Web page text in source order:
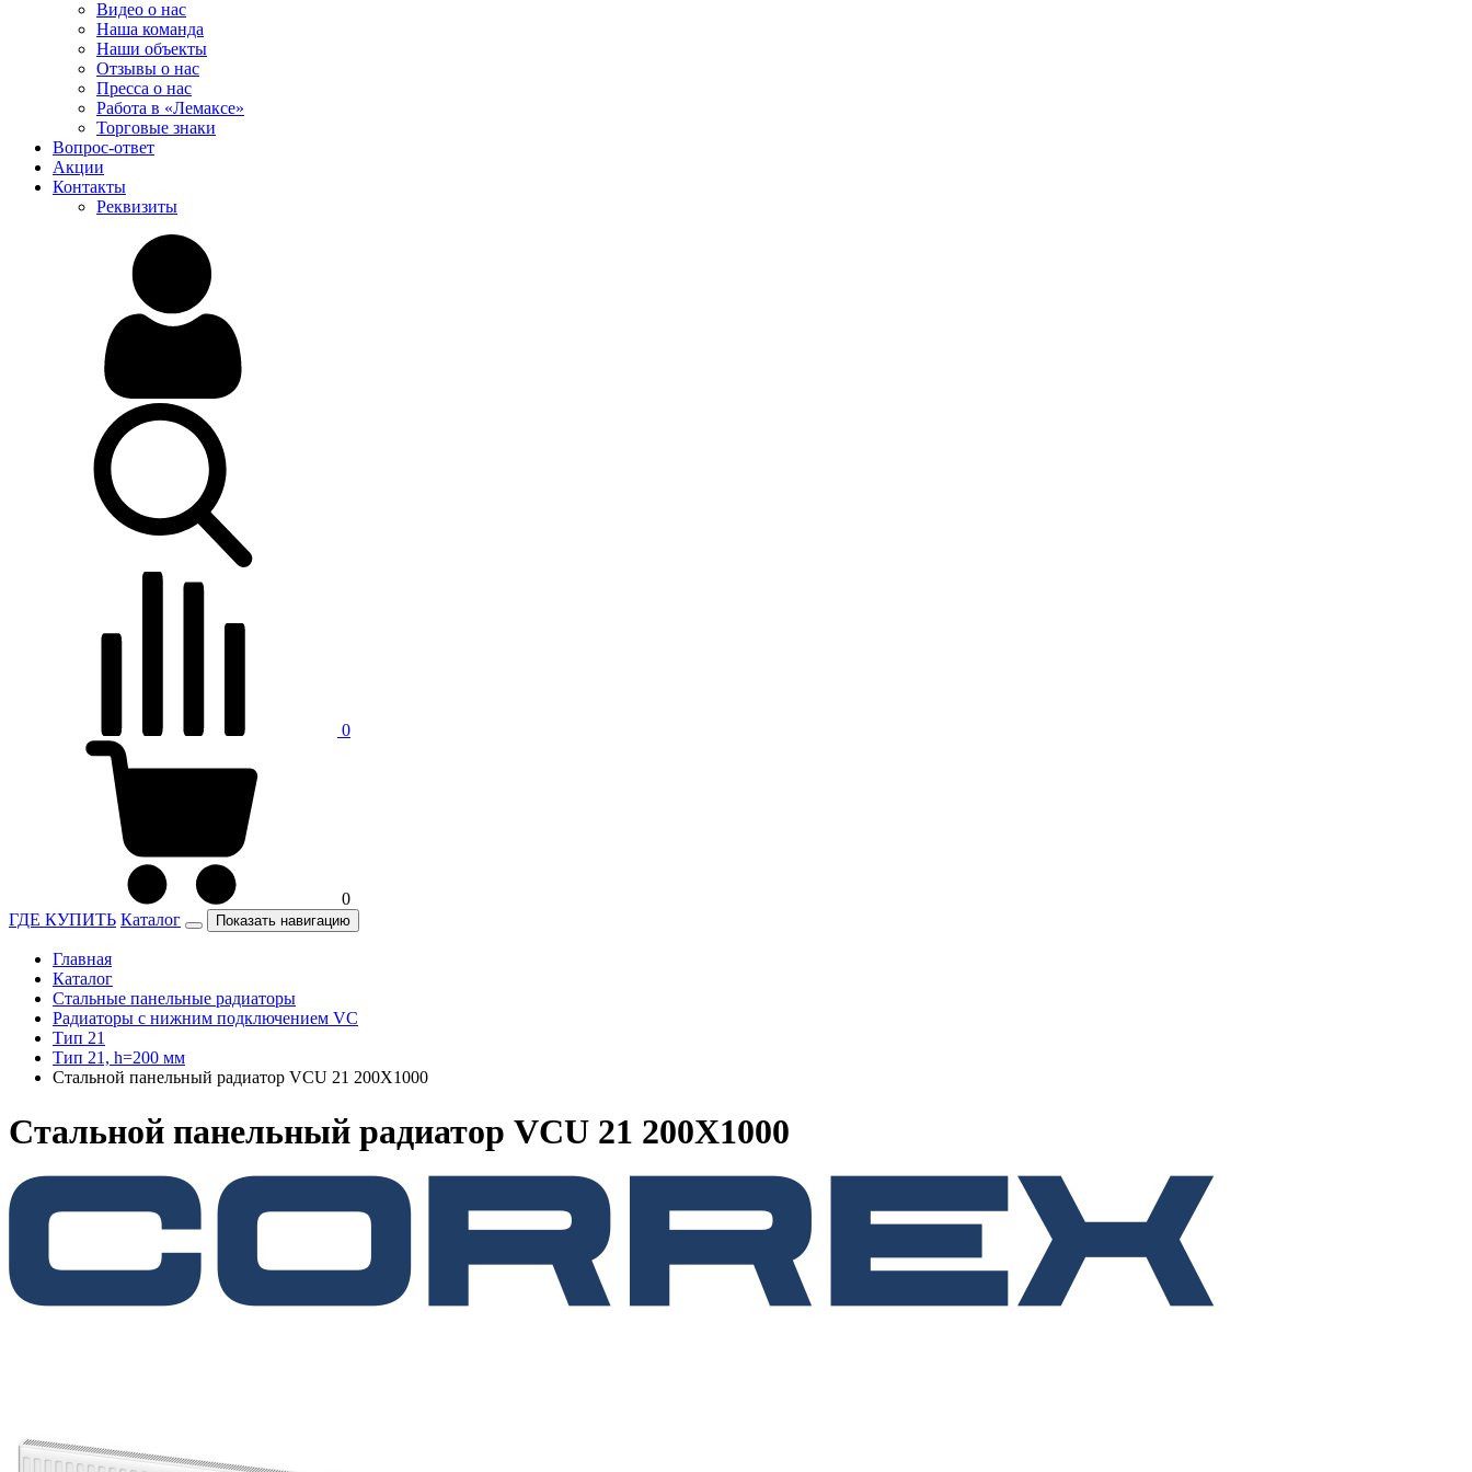
Видео о нас
Наша команда
Наши объекты
Отзывы о нас
Пресса о нас
Работа в «Лемаксе»
Торговые знаки
Вопрос-ответ
Акции
Контакты
Реквизиты
0
0
ГДЕ КУПИТЬ Каталог Показать навигацию
Главная
Каталог
Стальные панельные радиаторы
Радиаторы c нижним подключением VC
Тип 21
Тип 21, h=200 мм
Стальной панельный радиатор VCU 21 200X1000
Стальной панельный радиатор VCU 21 200X1000